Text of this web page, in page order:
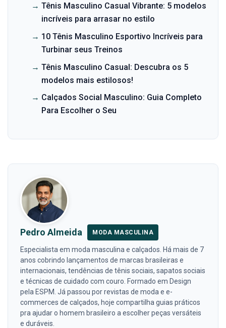
→ Tênis Masculino Casual Vibrante: 5 modelos
incríveis para arrasar no estilo
→ 10 Tênis Masculino Esportivo Incríveis para
Turbinar seus Treinos
→ Tênis Masculino Casual: Descubra os 5
modelos mais estilosos!
→ Calçados Social Masculino: Guia Completo
Para Escolher o Seu
Pedro Almeida MODA MASCULINA
Especialista em moda masculina e calçados. Há mais de 7
anos cobrindo lançamentos de marcas brasileiras e
internacionais, tendências de tênis sociais, sapatos sociais
e técnicas de cuidado com couro. Formado em Design
pela ESPM. Já passou por revistas de moda e e-
commerces de calçados, hoje compartilha guias práticos
pra ajudar o homem brasileiro a escolher peças versáteis
e duráveis.